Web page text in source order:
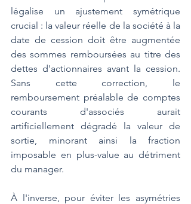
légalise un ajustement symétrique
crucial : la valeur réelle de la société à la
date de cession doit être augmentée
des sommes remboursées au titre des
dettes d'actionnaires avant la cession.
Sans cette correction, le
remboursement préalable de comptes
courants d'associés aurait
artificiellement dégradé la valeur de
sortie, minorant ainsi la fraction
imposable en plus-value au détriment
du manager.
À l'inverse, pour éviter les asymétries